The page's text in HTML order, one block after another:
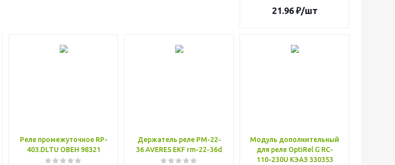
21.96₽/шт
Реле промежуточное RP-
403.DLTU ОВЕН 98321
Держатель реле РМ-22-
36 AVERES EKF rm-22-36d
Модуль дополнительный
для реле OptiRel G RC-
110-230U КЭАЗ 330353